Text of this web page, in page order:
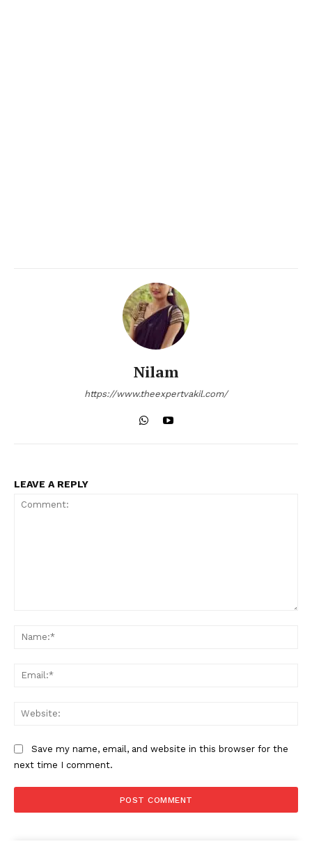
Nilam
https://www.theexpertvakil.com/
LEAVE A REPLY
Save my name, email, and website in this browser for the
next time I comment.